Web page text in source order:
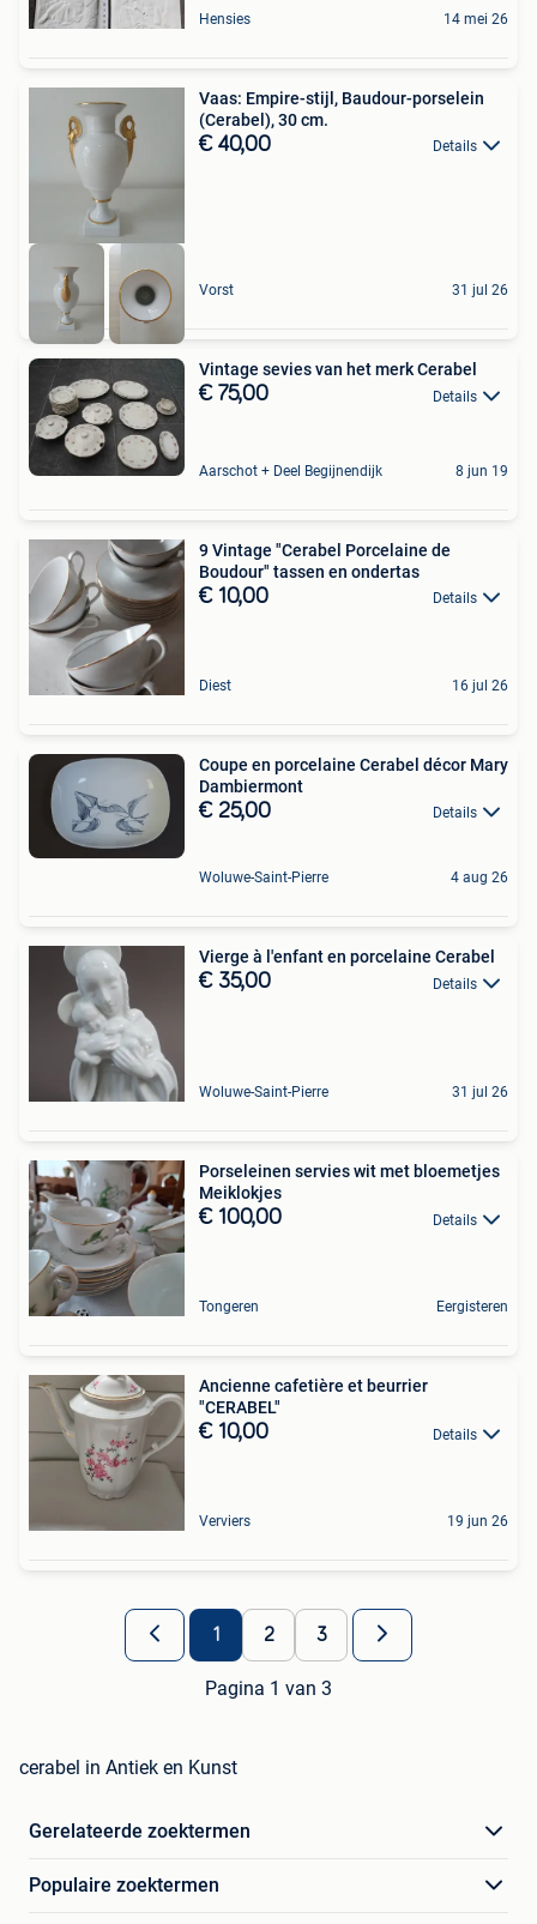
Hensies 14 mei 26
Vaas: Empire-stijl, Baudour-porselein
(Cerabel), 30 cm.
€ 40,00 Details
Vorst 31 jul 26
Vintage sevies van het merk Cerabel
€ 75,00 Details
Aarschot + Deel Begijnendijk 8 jun 19
9 Vintage "Cerabel Porcelaine de
Boudour" tassen en ondertas
€ 10,00 Details
Diest 16 jul 26
Coupe en porcelaine Cerabel décor Mary
Dambiermont
€ 25,00 Details
Woluwe-Saint-Pierre 4 aug 26
Vierge à l'enfant en porcelaine Cerabel
€ 35,00 Details
Woluwe-Saint-Pierre 31 jul 26
Porseleinen servies wit met bloemetjes
Meiklokjes
€ 100,00 Details
Tongeren Eergisteren
Ancienne cafetière et beurrier
"CERABEL"
€ 10,00 Details
Verviers 19 jun 26
1 2 3
Pagina 1 van 3
cerabel in Antiek en Kunst
Gerelateerde zoektermen
Populaire zoektermen